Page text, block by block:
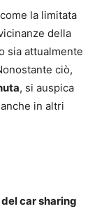
la limitata
della
sia attualmente
ciò,
, si auspica
in altri
car sharing